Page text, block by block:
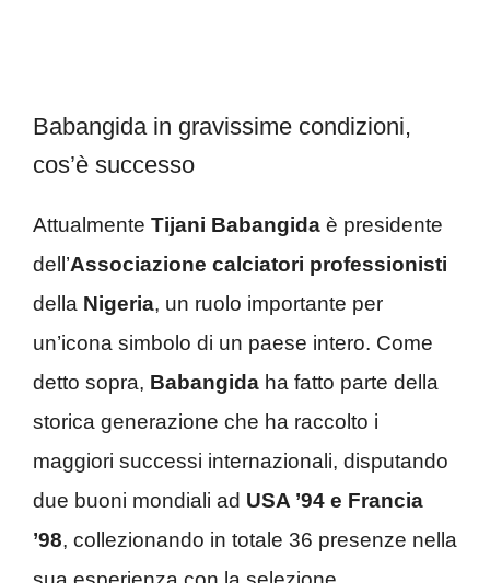
Babangida in gravissime condizioni,
cos’è successo
Attualmente Tijani Babangida è presidente
dell’Associazione calciatori professionisti
della Nigeria, un ruolo importante per
un’icona simbolo di un paese intero. Come
detto sopra, Babangida ha fatto parte della
storica generazione che ha raccolto i
maggiori successi internazionali, disputando
due buoni mondiali ad USA ’94 e Francia
’98, collezionando in totale 36 presenze nella